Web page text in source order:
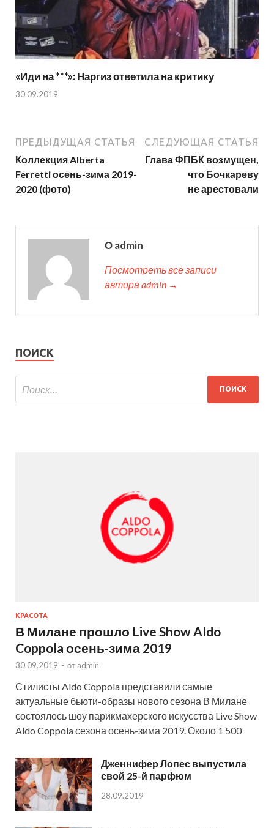
«Иди на ***»: Наргиз ответила на критику
30.09.2019
ПРЕДЫДУЩАЯ СТАТЬЯ
Коллекция Alberta
Ferretti осень-зима 2019-
2020 (фото)
СЛЕДУЮЩАЯ СТАТЬЯ
Глава ФПБК возмущен,
что Бочкареву
не арестовали
О admin
Посмотреть все записи
автора admin →
ПОИСК
КРАСОТА
В Милане прошло Live Show Aldo
Coppola осень-зима 2019
30.09.2019 - от admin
Стилисты Aldo Coppola представили самые
актуальные бьюти-образы нового сезона В Милане
состоялось шоу парикмахерского искусства Live Show
Aldo Coppola сезона осень-зима 2019. Около 1 500
Дженнифер Лопес выпустила
свой 25-й парфюм
28.09.2019